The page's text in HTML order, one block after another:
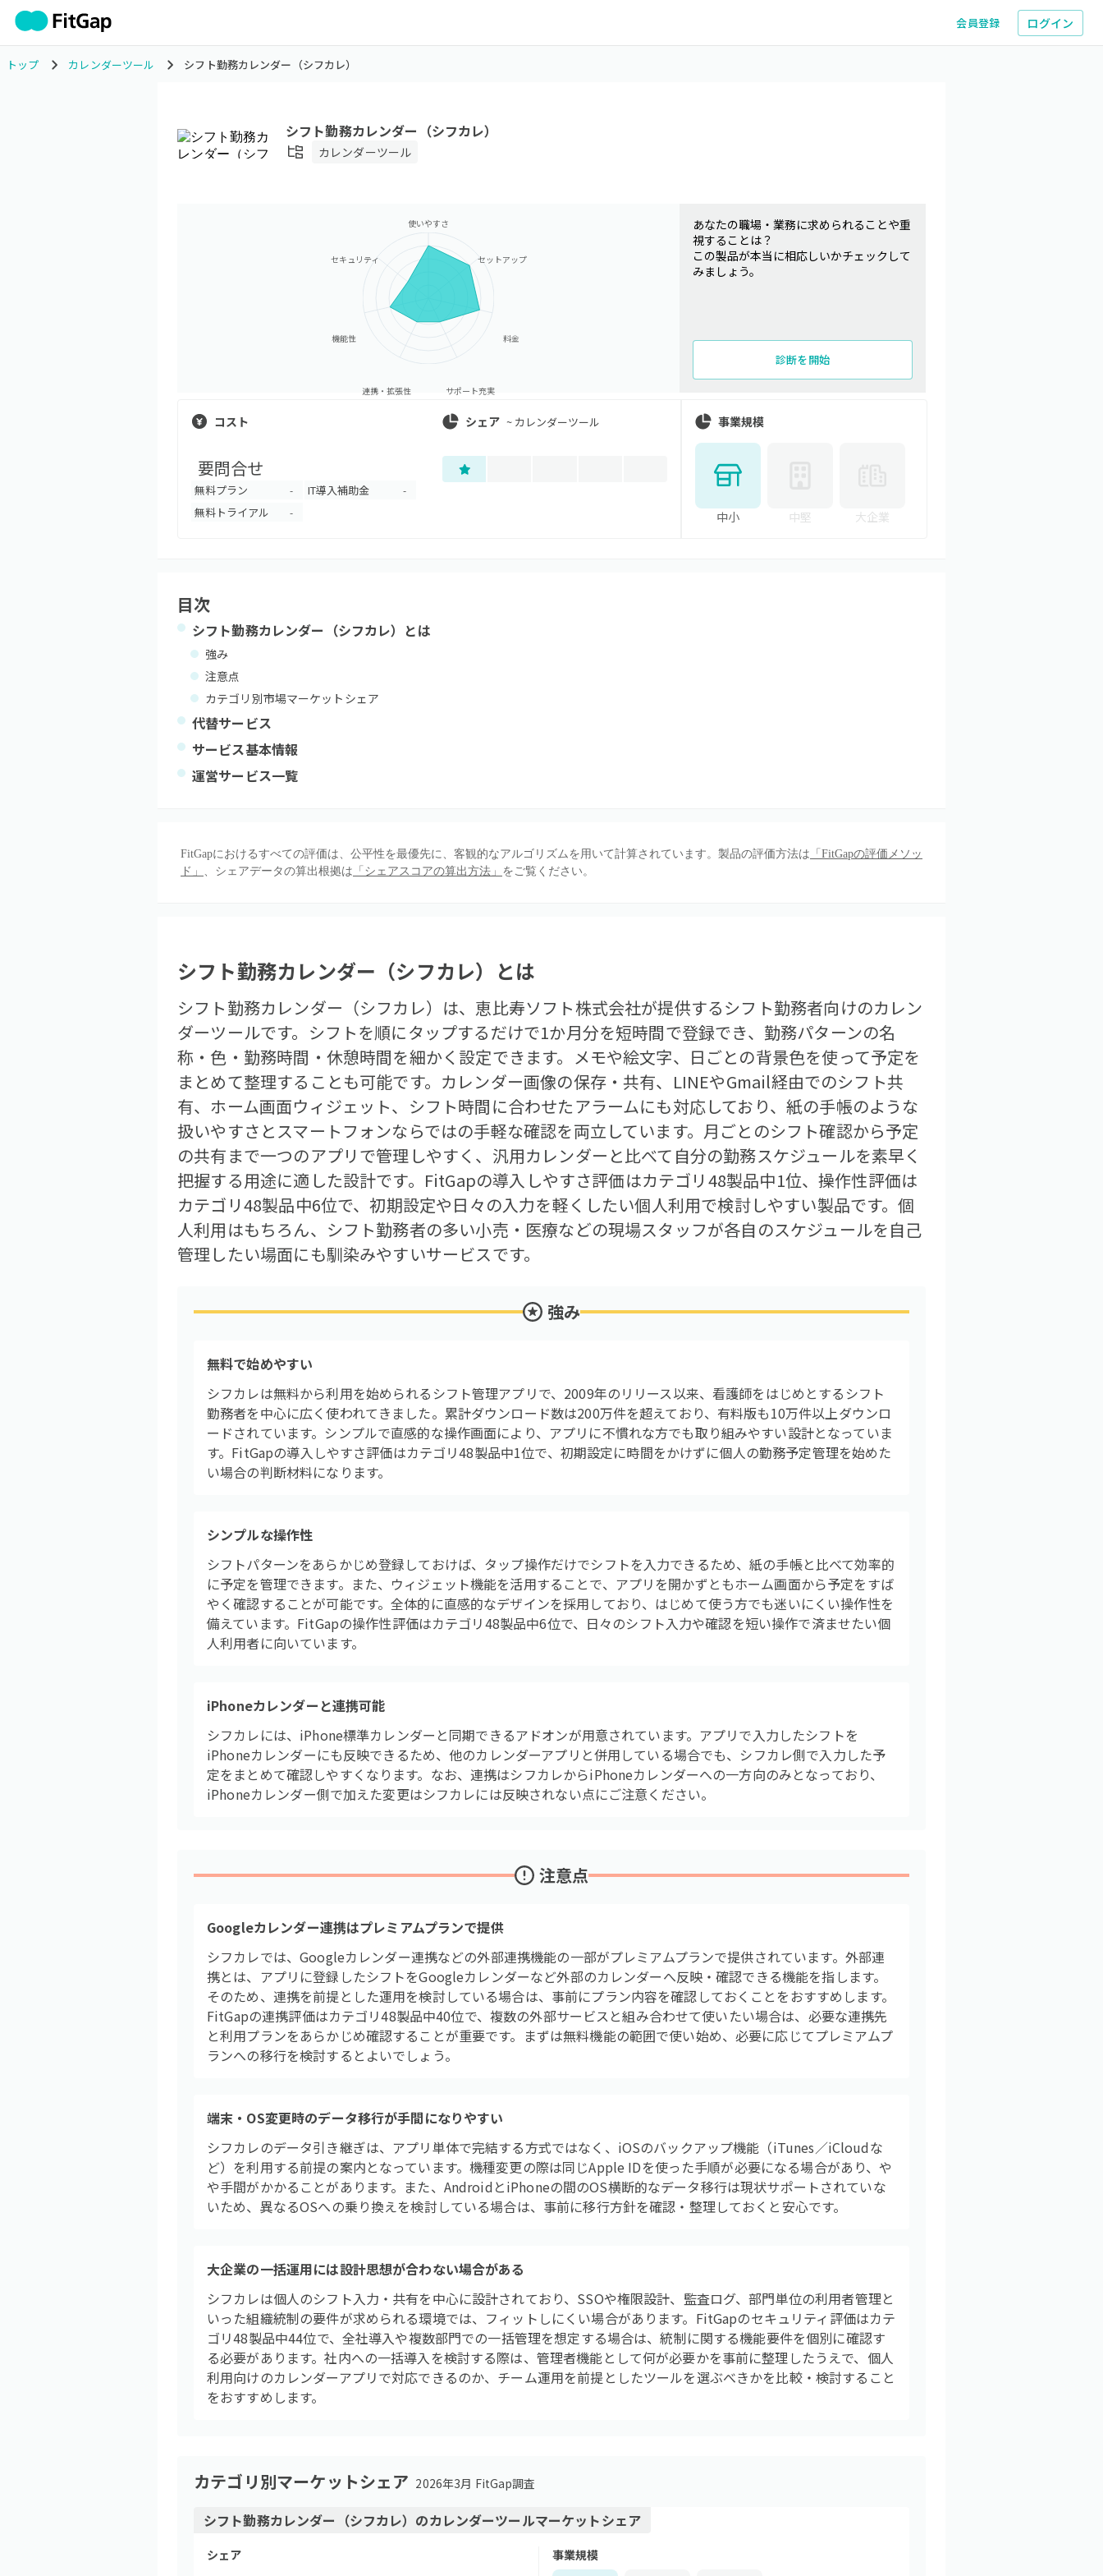
会員登録 ログイン
トップ カレンダーツール シフト勤務カレンダー（シフカレ）
シフト勤務カレンダー（シフカレ）
カレンダーツール
使いやすさ
セットアップ
料金
サポート充実
連携・拡張性
機能性
セキュリティ
あなたの職場・業務に求められることや重
視することは？
この製品が本当に相応しいかチェックして
みましょう。
診断を開始
コスト
要問合せ
無料プラン - IT導入補助金 -
無料トライアル -
シェア ~ カレンダーツール 事業規模
中小 中堅 大企業
目次
シフト勤務カレンダー（シフカレ） とは
強み
注意点
カテゴリ別市場マーケットシェア
代替サービス
サービス基本情報
運営サービス一覧
FitGapにおけるすべての評価は、公平性を最優先に、客観的なアルゴリズムを用いて計算されています。製品の評価方法は 「FitGapの評価メソッ
ド」 、シェアデータの算出根拠は 「シェアスコアの算出方法」 をご覧ください。
シフト勤務カレンダー（シフカレ） とは
シフト勤務カレンダー（シフカレ）は、恵比寿ソフト株式会社が提供するシフト勤務者向けのカレン
ダーツールです。シフトを順にタップするだけで1か月分を短時間で登録でき、勤務パターンの名
称・色・勤務時間・休憩時間を細かく設定できます。メモや絵文字、日ごとの背景色を使って予定を
まとめて整理することも可能です。カレンダー画像の保存・共有、LINEやGmail経由でのシフト共
有、ホーム画面ウィジェット、シフト時間に合わせたアラームにも対応しており、紙の手帳のような
扱いやすさとスマートフォンならではの手軽な確認を両立しています。月ごとのシフト確認から予定
の共有まで一つのアプリで管理しやすく、汎用カレンダーと比べて自分の勤務スケジュールを素早く
把握する用途に適した設計です。FitGapの導入しやすさ評価はカテゴリ48製品中1位、操作性評価は
カテゴリ48製品中6位で、初期設定や日々の入力を軽くしたい個人利用で検討しやすい製品です。個
人利用はもちろん、シフト勤務者の多い小売・医療などの現場スタッフが各自のスケジュールを自己
管理したい場面にも馴染みやすいサービスです。
強み
無料で始めやすい
シフカレは無料から利用を始められるシフト管理アプリで、2009年のリリース以来、看護師をはじめとするシフト
勤務者を中心に広く使われてきました。累計ダウンロード数は200万件を超えており、有料版も10万件以上ダウンロ
ードされています。シンプルで直感的な操作画面により、アプリに不慣れな方でも取り組みやすい設計となっていま
す。FitGapの導入しやすさ評価はカテゴリ48製品中1位で、初期設定に時間をかけずに個人の勤務予定管理を始めた
い場合の判断材料になります。
シンプルな操作性
シフトパターンをあらかじめ登録しておけば、タップ操作だけでシフトを入力できるため、紙の手帳と比べて効率的
に予定を管理できます。また、ウィジェット機能を活用することで、アプリを開かずともホーム画面から予定をすば
やく確認することが可能です。全体的に直感的なデザインを採用しており、はじめて使う方でも迷いにくい操作性を
備えています。FitGapの操作性評価はカテゴリ48製品中6位で、日々のシフト入力や確認を短い操作で済ませたい個
人利用者に向いています。
iPhoneカレンダーと連携可能
シフカレには、iPhone標準カレンダーと同期できるアドオンが用意されています。アプリで入力したシフトを
iPhoneカレンダーにも反映できるため、他のカレンダーアプリと併用している場合でも、シフカレ側で入力した予
定をまとめて確認しやすくなります。なお、連携はシフカレからiPhoneカレンダーへの一方向のみとなっており、
iPhoneカレンダー側で加えた変更はシフカレには反映されない点にご注意ください。
注意点
Googleカレンダー連携はプレミアムプランで提供
シフカレでは、Googleカレンダー連携などの外部連携機能の一部がプレミアムプランで提供されています。外部連
携とは、アプリに登録したシフトをGoogleカレンダーなど外部のカレンダーへ反映・確認できる機能を指します。
そのため、連携を前提とした運用を検討している場合は、事前にプラン内容を確認しておくことをおすすめします。
FitGapの連携評価はカテゴリ48製品中40位で、複数の外部サービスと組み合わせて使いたい場合は、必要な連携先
と利用プランをあらかじめ確認することが重要です。まずは無料機能の範囲で使い始め、必要に応じてプレミアムプ
ランへの移行を検討するとよいでしょう。
端末・OS変更時のデータ移行が手間になりやすい
シフカレのデータ引き継ぎは、アプリ単体で完結する方式ではなく、iOSのバックアップ機能（iTunes／iCloudな
ど）を利用する前提の案内となっています。機種変更の際は同じApple IDを使った手順が必要になる場合があり、や
や手間がかかることがあります。また、AndroidとiPhoneの間のOS横断的なデータ移行は現状サポートされていな
いため、異なるOSへの乗り換えを検討している場合は、事前に移行方針を確認・整理しておくと安心です。
大企業の一括運用には設計思想が合わない場合がある
シフカレは個人のシフト入力・共有を中心に設計されており、SSOや権限設計、監査ログ、部門単位の利用者管理と
いった組織統制の要件が求められる環境では、フィットしにくい場合があります。FitGapのセキュリティ評価はカテ
ゴリ48製品中44位で、全社導入や複数部門での一括管理を想定する場合は、統制に関する機能要件を個別に確認す
る必要があります。社内への一括導入を検討する際は、管理者機能として何が必要かを事前に整理したうえで、個人
利用向けのカレンダーアプリで対応できるのか、チーム運用を前提としたツールを選ぶべきかを比較・検討すること
をおすすめします。
カテゴリ別マーケットシェア 2026年3月 FitGap調査
シフト勤務カレンダー（シフカレ） のカレンダーツールマーケットシェア
シェア 事業規模